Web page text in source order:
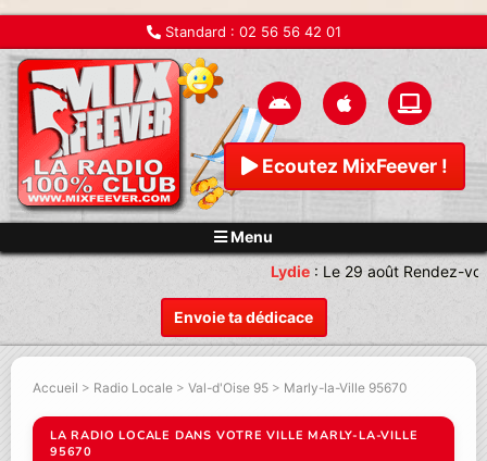
Standard : 02 56 56 42 01
Ecoutez MixFeever !
Menu
Envoie ta dédicace
Lydie:Le 29 août Rendez-
Accueil > Radio Locale > Val-d'Oise 95 > Marly-la-Ville 95670
LA RADIO LOCALE DANS VOTRE VILLE MARLY-LA-VILLE
95670